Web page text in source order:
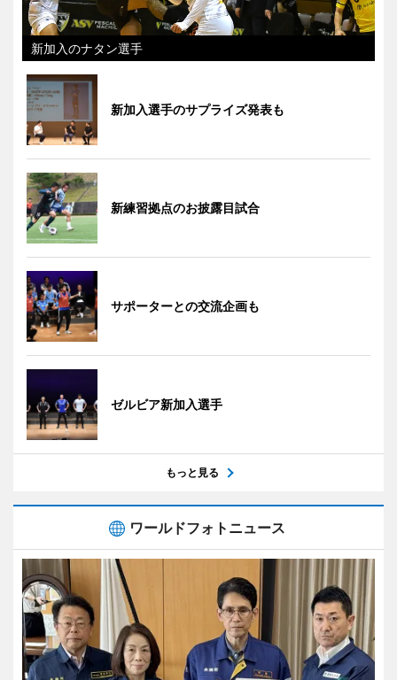
新加入のナタン選手
新加入選手のサプライズ発表も
新練習拠点のお披露目試合
サポーターとの交流企画も
ゼルビア新加入選手
もっと見る
ワールドフォトニュース